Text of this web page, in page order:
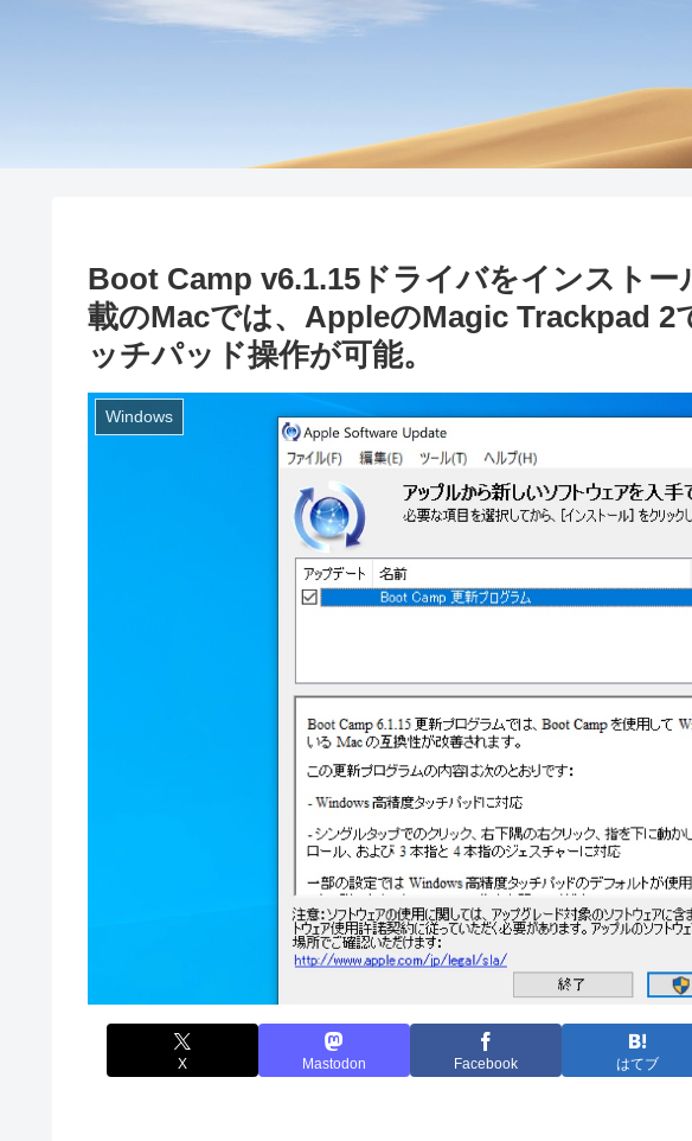
Boot Camp v6.1.15ドライバをインスト
載のMacでは、AppleのMagic Trackpad 2
ッチパッド操作が可能。
Windows
X Mastodon Facebook はてブ